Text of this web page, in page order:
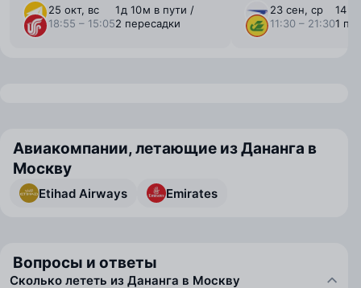
25 окт, вс
18:55 – 15:05
1 ⁠д 10 ⁠м в пути /
2 пересадки
23 сен, ср
11:30 – 21:30
14 ⁠ч
1
Авиакомпании, летающие из Дананга в
Москву
Etihad Airways Emirates
Вопросы и ответы
Сколько лететь из Дананга в Москву